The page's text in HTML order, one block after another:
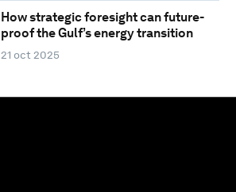
How strategic foresight can future-
proof the Gulf’s energy transition
21 oct 2025